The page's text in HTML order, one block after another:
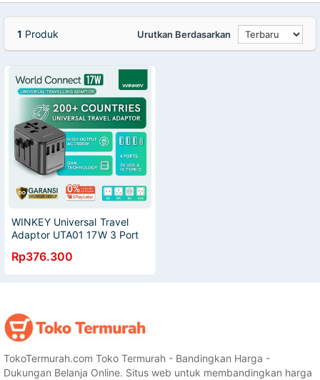
1 Produk Urutkan Berdasarkan
WINKEY Universal Travel
Adaptor UTA01 17W 3 Port
Protection US UK EU AUS
Rp376.300
TokoTermurah.com Toko Termurah - Bandingkan Harga -
Dukungan Belanja Online. Situs web untuk membandingkan harga